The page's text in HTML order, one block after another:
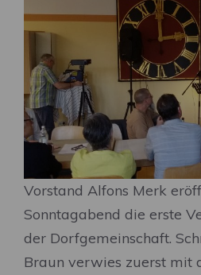
Vorstand Alfons Merk
Sonntagabend die erste
der Dorfgemeinschaft.
Braun verwies zuerst mit